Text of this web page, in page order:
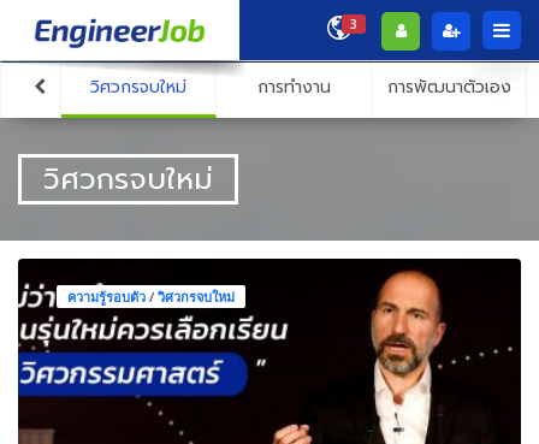
3
วิศวกรจบใหม่ การทำงาน การพัฒนาตัวเอง
วิศวกรจบใหม่
ความรู้รอบตัว / วิศวกรจบใหม่